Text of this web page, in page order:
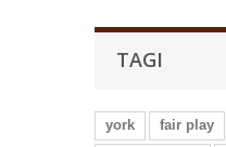
TAGI
york fair play